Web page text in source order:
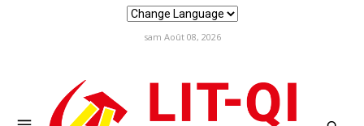
sam Août 08, 2026